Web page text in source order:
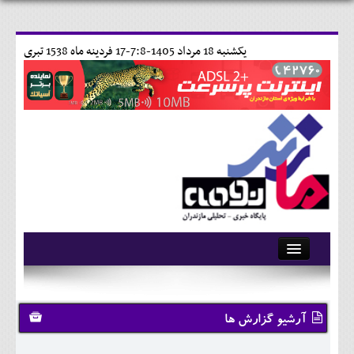
17 فردينه ماه 1538 تبری يکشنبه 18 مرداد 1405-7:8-
آرشیو
تماس با ما
وبلاگ
آرشیو گزارش ها